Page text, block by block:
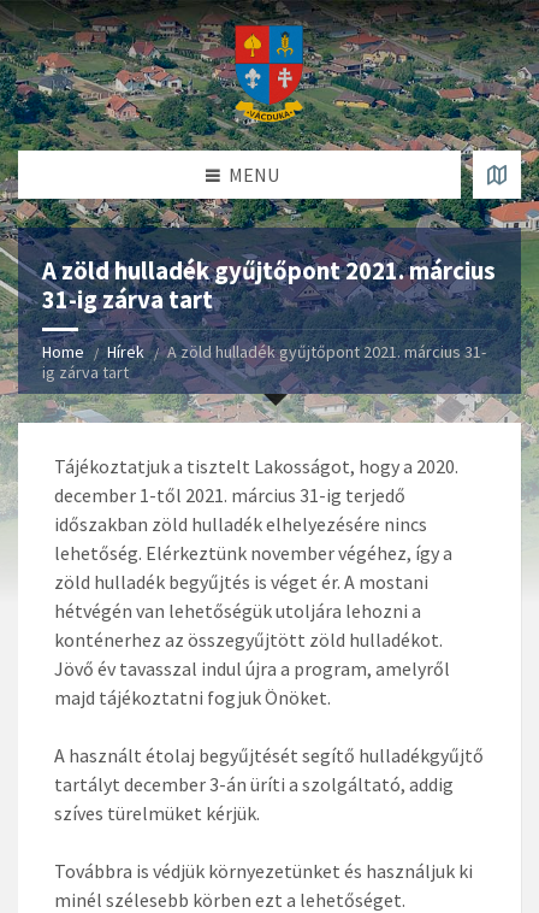
MENU
A zöld hulladék gyűjtőpont 2021. március
31-ig zárva tart
Home Hírek
A zöld hulladék gyűjtőpont 2021. március 31-
ig zárva tart
Tájékoztatjuk a tisztelt Lakosságot, hogy a 2020.
december 1-től 2021. március 31-ig terjedő
időszakban zöld hulladék elhelyezésére nincs
lehetőség. Elérkeztünk november végéhez, így a
zöld hulladék begyűjtés is véget ér. A mostani
hétvégén van lehetőségük utoljára lehozni a
konténerhez az összegyűjtött zöld hulladékot.
Jövő év tavasszal indul újra a program, amelyről
majd tájékoztatni fogjuk Önöket.
A használt étolaj begyűjtését segítő hulladékgyűjtő
tartályt december 3-án üríti a szolgáltató, addig
szíves türelmüket kérjük.
Továbbra is védjük környezetünket és használjuk ki
minél szélesebb körben ezt a lehetőséget.